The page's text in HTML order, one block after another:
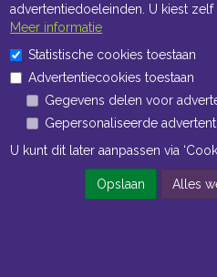
advertentiedoeleinden. U kiest zelf
Meer informatie
Statistische cookies toestaan
Advertentiecookies toestaan
Gegevens delen voor
Gepersonaliseerde
U kunt dit later aanpassen via
Opslaan Alles